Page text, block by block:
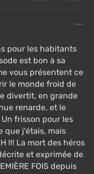
pour les habitants
est bon à sa
vous présentent ce
le monde froid de
divertit, en grande
renarde, et le
Un frisson pour les
que j'étais, mais
!!! La mort des héros
et exprimée de
FOIS depuis